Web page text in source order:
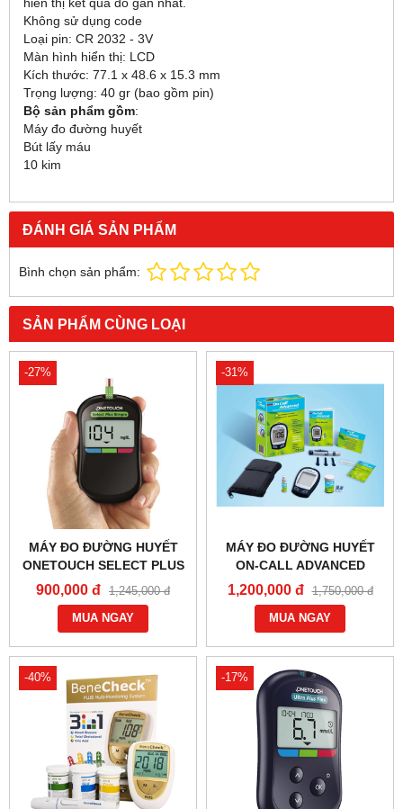
Không sử dụng code
Loại pin: CR 2032 - 3V
Màn hình hiển thị: LCD
Kích thước: 77.1 x 48.6 x 15.3 mm
Trọng lượng: 40 gr (bao gồm pin)
Bộ sản phẩm gồm:
Máy đo đường huyết
Bút lấy máu
10 kim
ĐÁNH GIÁ SẢN PHẨM
Bình chọn sản phẩm:
SẢN PHẨM CÙNG LOẠI
-27%
MÁY ĐO ĐƯỜNG HUYẾT
ONETOUCH SELECT PLUS
SIMPLE
900,000 đ 1,245,000 đ
MUA NGAY
-31%
MÁY ĐO ĐƯỜNG HUYẾT
ON-CALL ADVANCED
1,200,000 đ 1,750,000 đ
MUA NGAY
-40% -17%